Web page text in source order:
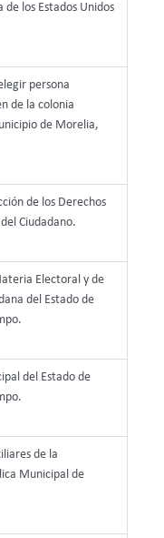
los Estados Unidos
persona
de la colonia
de Morelia,
de los Derechos
Ciudadano.
Electoral y de
del Estado de
del Estado de
de la
Municipal de